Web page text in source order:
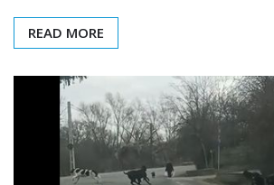
READ MORE